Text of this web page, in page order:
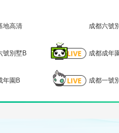
地高清 成都六號
號別墅B 成都成年
年園B 成都一號